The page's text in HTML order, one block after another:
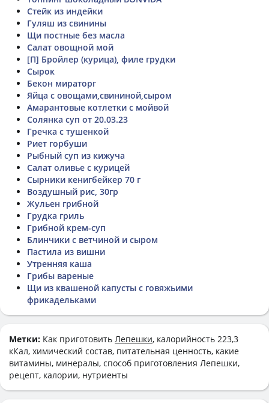
Стейк из индейки
Гуляш из свинины
Щи постные без масла
Салат овощной мой
[П] Бройлер (курица), филе грудки
Сырок
Бекон мираторг
Яйца с овощами,свининой,сыром
Амарантовые котлетки с мойвой
Солянка суп от 20.03.23
Гречка с тушенкой
Риет горбуши
Рыбный суп из кижуча
Салат оливье с курицей
Сырники кенигбейкер 70 г
Воздушный рис, 30гр
Жульен грибной
Грудка гриль
Грибной крем-суп
Блинчики с ветчиной и сыром
Пастила из вишни
Утренняя каша
Грибы вареные
Щи из квашеной капусты с говяжьими
фрикадельками
Метки: Как приготовить Лепешки, калорийность 223,3
кКал, химический состав, питательная ценность, какие
витамины, минералы, способ приготовления Лепешки,
рецепт, калории, нутриенты